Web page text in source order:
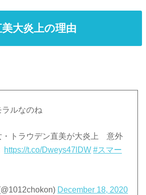
大炎上の理由
ルなのね
・トラウデン直美が大炎上 意外
https://t.co/Dweys47lDW #スマー
December 18, 2020